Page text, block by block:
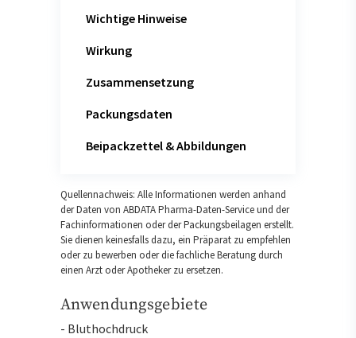
Wichtige Hinweise
Wirkung
Zusammensetzung
Packungsdaten
Beipackzettel & Abbildungen
Quellennachweis: Alle Informationen werden anhand
der Daten von ABDATA Pharma-Daten-Service und der
Fachinformationen oder der Packungsbeilagen erstellt.
Sie dienen keinesfalls dazu, ein Präparat zu empfehlen
oder zu bewerben oder die fachliche Beratung durch
einen Arzt oder Apotheker zu ersetzen.
Anwendungsgebiete
- Bluthochdruck